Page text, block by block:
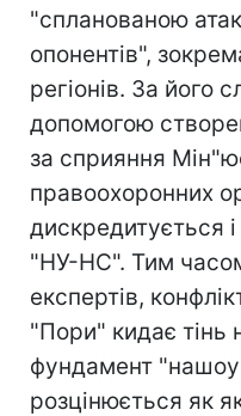
"спланованою
опонентів",
регіонів. За його
допомогою
за сприяння
правоохоронних
дискредитується
"НУ-НС". Тим
експертів,
"Пори" кидає тінь
фундамент
розцінюється як